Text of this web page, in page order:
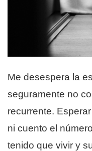
Me desespera la
seguramente no
recurrente.
ni cuento el
tenido que vivir y